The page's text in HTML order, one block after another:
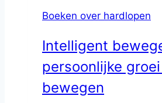
Boeken over hardlopen
Intelligent
persoonlijke
bewegen